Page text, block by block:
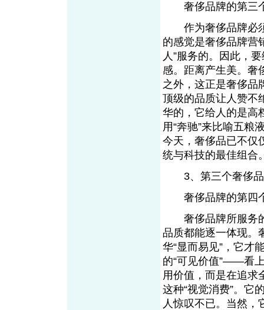
奢侈品牌的第三
作为奢侈品牌必须
的感觉是奢侈品牌营
人”服务的。因此，
感。距离产生美。奢
之外，这正是奢侈品
顶级的品质让人赞不
华的，它给人的是高
用“奔驰”来比喻五粮
今天，奢侈品已不仅
统与科技的最佳组合
3、第三个奢侈品
奢侈品牌的第四
奢侈品牌所服务的
品质都能逐一体现。
华“显而易见”，它才
的“可见价值”——看
用价值，而是在追求
这种“视觉消费”。它
人惊叹不已。当然，